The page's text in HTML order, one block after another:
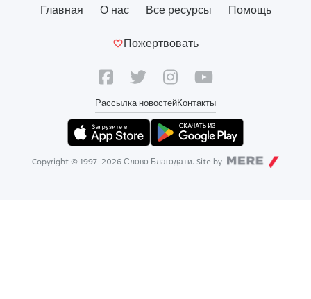
Главная О нас Все ресурсы Помощь
Пожертвовать
Рассылка новостейКонтакты
Copyright © 1997-2026 Слово Благодати. Site by